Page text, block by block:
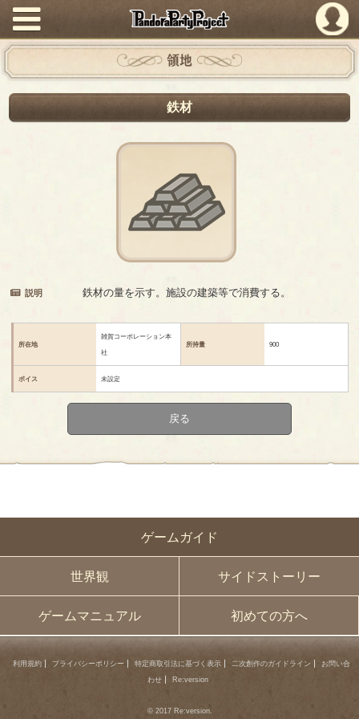
PandoraPartyProject
ゲームガイド
世界観 サイドストーリー
ゲームマニュアル 初めての方へ
領地
鉄材
説明 鉄材の量を示す。施設の建築等で消費する。
所在地
雑賀コーポレーション本
社
所持量 900
ボイス 未設定
戻る
利用規約 プライバシーポリシー 特定商取引法に基づく表示 二次創作のガイドライン
お問い合
わせ
Re:version
© 2017 Re:version.